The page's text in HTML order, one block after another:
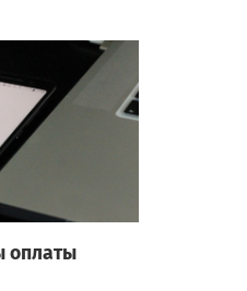
оплаты